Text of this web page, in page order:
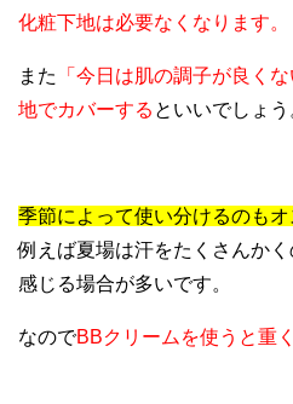
化粧下地は必要なくなります。
また
「今日は肌の調子が良く
地でカバーする といいでしょう
季節によって使い分けるのもオ
例えば夏場は汗をたくさんか
感じる場合が多いです。
なのでBBクリームを使うと重